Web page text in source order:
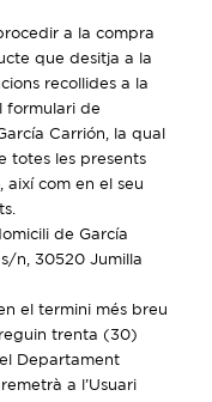
a la compra
que desitja a la
recollides a la
formulari de
Carrión, la qual
totes les presents
així com en el seu
de García
n, 30520 Jumilla
el termini més breu
trenta (30)
Departament
a l’Usuari